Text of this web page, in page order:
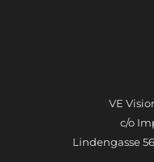
VE
c/o
Lindengasse